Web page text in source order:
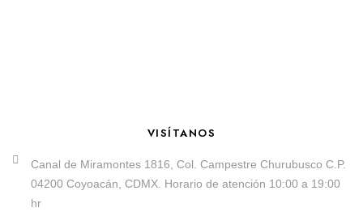
VISÍTANOS
Canal de Miramontes 1816, Col. Campestre Churubusco C.P.
04200 Coyoacán, CDMX. Horario de atención 10:00 a 19:00
hr